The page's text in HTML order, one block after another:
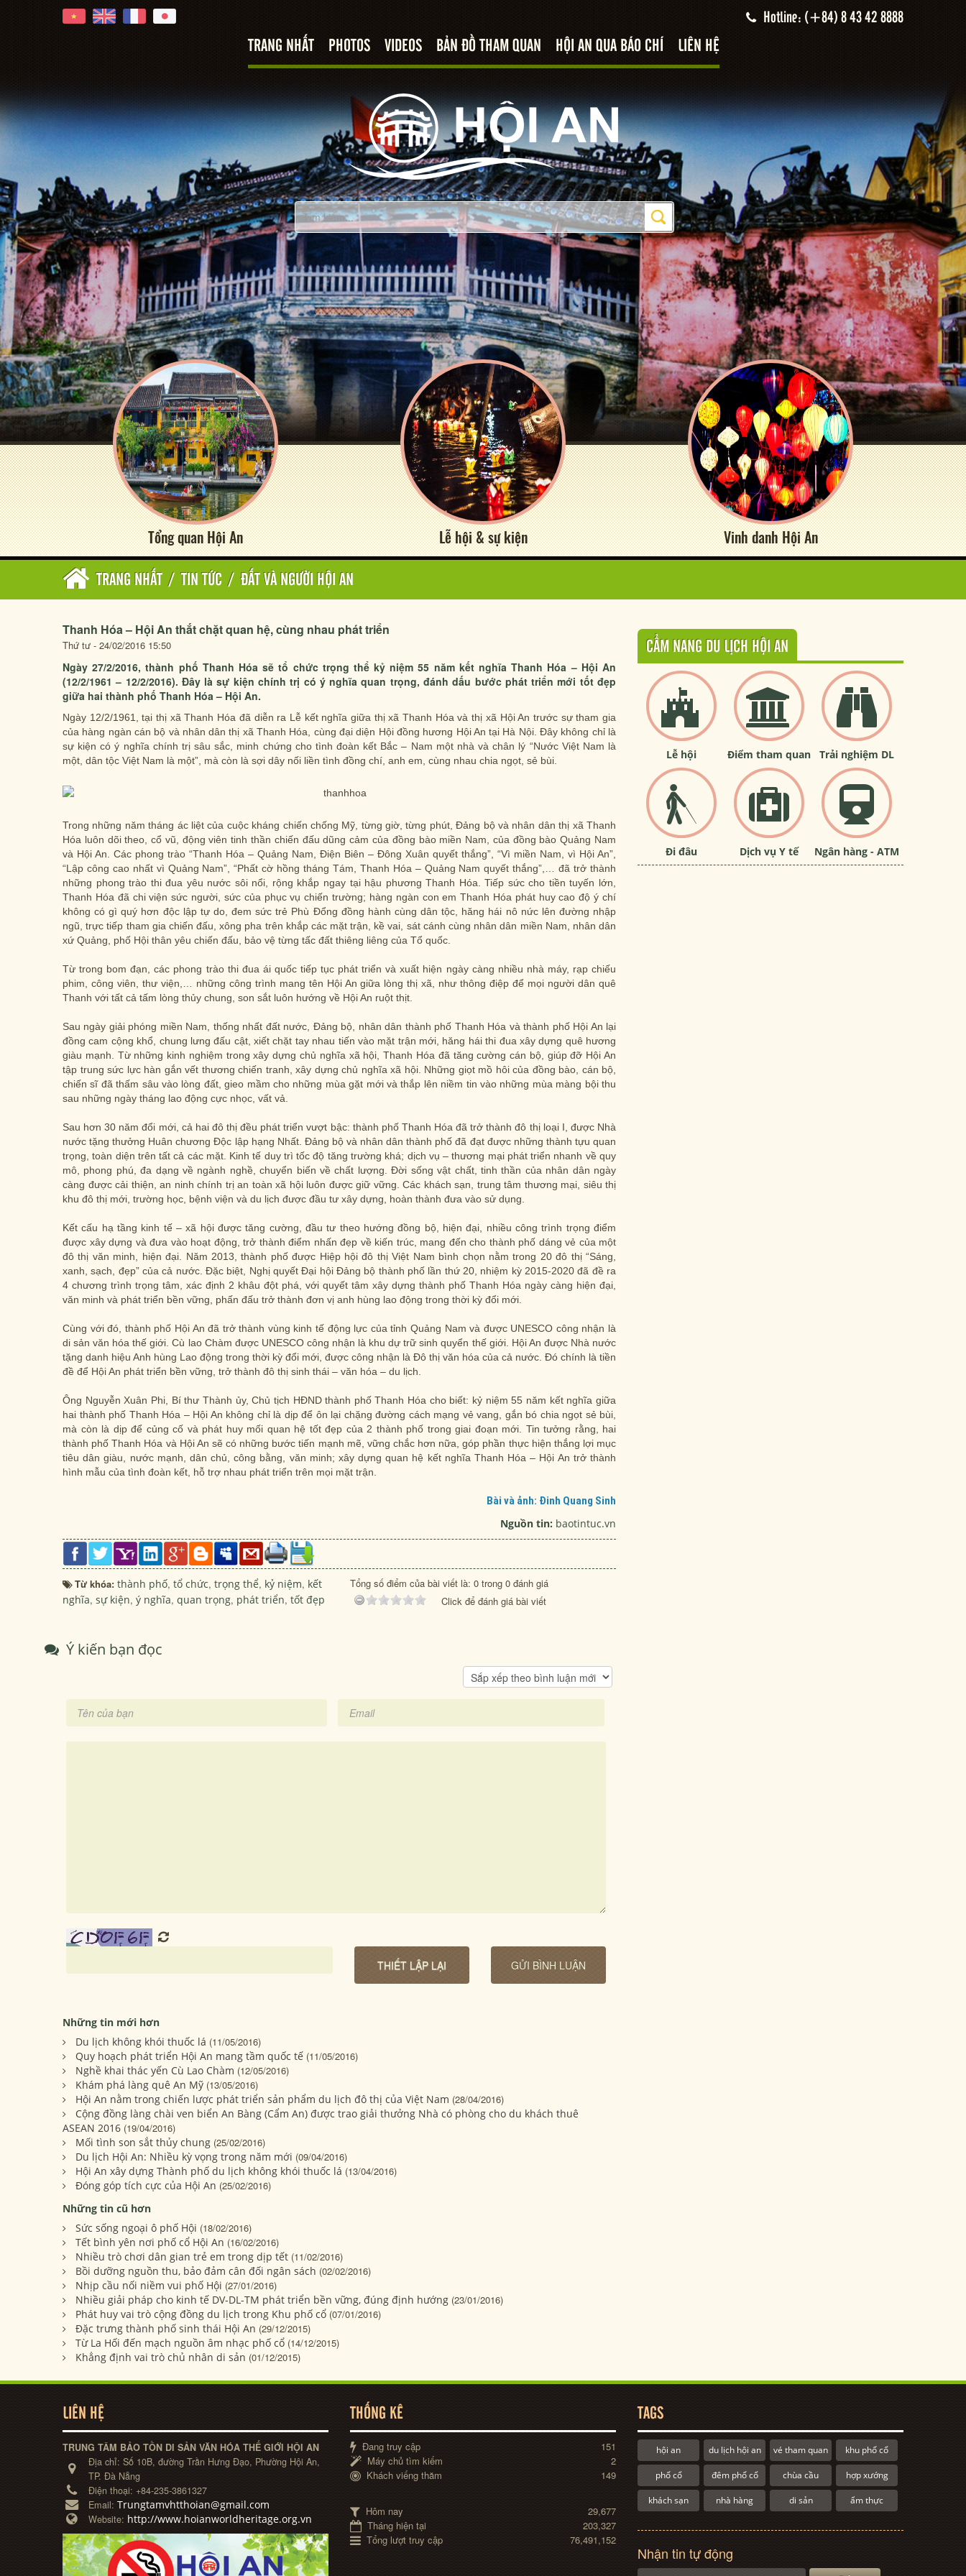
Hotline: (+84) 8 43 42 8888
TRANG NHẤT PHOTOS VIDEOS BẢN ĐỒ THAM QUAN HỘI AN QUA BÁO CHÍ LIÊN HỆ
Tổng quan Hội An Lễ hội & sự kiện Vinh danh Hội An
TRANG NHẤT / TIN TỨC / ĐẤT VÀ NGƯỜI HỘI AN
Thanh Hóa – Hội An thắt chặt quan hệ, cùng nhau phát triển
Thứ tư - 24/02/2016 15:50
Ngày 27/2/2016, thành phố Thanh Hóa sẽ tổ chức trọng thể kỷ niệm 55 năm kết nghĩa Thanh Hóa – Hội An
(12/2/1961 – 12/2/2016). Đây là sự kiện chính trị có ý nghĩa quan trọng, đánh dấu bước phát triển mới tốt đẹp
giữa hai thành phố Thanh Hóa – Hội An.
Ngày 12/2/1961, tại thị xã Thanh Hóa đã diễn ra Lễ kết nghĩa giữa thị xã Thanh Hóa và thị xã Hội An trước sự tham gia
của hàng ngàn cán bộ và nhân dân thị xã Thanh Hóa, cùng đại diện Hội đồng hương Hội An tại Hà Nội. Đây không chỉ là
sự kiện có ý nghĩa chính trị sâu sắc, minh chứng cho tình đoàn kết Bắc – Nam một nhà và chân lý “Nước Việt Nam là
một, dân tộc Việt Nam là một”, mà còn là sợi dây nối liền tình đồng chí, anh em, cùng nhau chia ngọt, sẻ bùi.
Trong những năm tháng ác liệt của cuộc kháng chiến chống Mỹ, từng giờ, từng phút, Đảng bộ và nhân dân thị xã Thanh
Hóa luôn dõi theo, cổ vũ, động viên tinh thần chiến đấu dũng cảm của đồng bào miền Nam, của đồng bào Quảng Nam
và Hội An. Các phong trào “Thanh Hóa – Quảng Nam, Điện Biên – Đông Xuân quyết thắng”, “Vì miền Nam, vì Hội An”,
“Lập công cao nhất vì Quảng Nam”, “Phất cờ hồng tháng Tám, Thanh Hóa – Quảng Nam quyết thắng”,… đã trở thành
những phong trào thi đua yêu nước sôi nổi, rộng khắp ngay tại hậu phương Thanh Hóa. Tiếp sức cho tiền tuyến lớn,
Thanh Hóa đã chi viện sức người, sức của phục vụ chiến trường; hàng ngàn con em Thanh Hóa phát huy cao độ ý chí
không có gì quý hơn độc lập tự do, đem sức trẻ Phù Đổng đồng hành cùng dân tộc, hăng hái nô nức lên đường nhập
ngũ, trực tiếp tham gia chiến đấu, xông pha trên khắp các mặt trận, kề vai, sát cánh cùng nhân dân miền Nam, nhân dân
xứ Quảng, phố Hội thân yêu chiến đấu, bảo vệ từng tấc đất thiêng liêng của Tổ quốc.
Từ trong bom đạn, các phong trào thi đua ái quốc tiếp tục phát triển và xuất hiện ngày càng nhiều nhà máy, rạp chiếu
phim, công viên, thư viện,… những công trình mang tên Hội An giữa lòng thị xã, như thông điệp để mọi người dân quê
Thanh với tất cả tấm lòng thủy chung, son sắt luôn hướng về Hội An ruột thịt.
Sau ngày giải phóng miền Nam, thống nhất đất nước, Đảng bộ, nhân dân thành phố Thanh Hóa và thành phố Hội An lại
đồng cam cộng khổ, chung lưng đấu cật, xiết chặt tay nhau tiến vào mặt trận mới, hăng hái thi đua xây dựng quê hương
giàu mạnh. Từ những kinh nghiệm trong xây dựng chủ nghĩa xã hội, Thanh Hóa đã tăng cường cán bộ, giúp đỡ Hội An
tập trung sức lực hàn gắn vết thương chiến tranh, xây dựng chủ nghĩa xã hội. Những giọt mồ hôi của đồng bào, cán bộ,
chiến sĩ đã thấm sâu vào lòng đất, gieo mầm cho những mùa gặt mới và thắp lên niềm tin vào những mùa màng bội thu
sau những ngày tháng lao động cực nhọc, vất vả.
Sau hơn 30 năm đổi mới, cả hai đô thị đều phát triển vượt bậc: thành phố Thanh Hóa đã trở thành đô thị loại I, được Nhà
nước tặng thưởng Huân chương Độc lập hạng Nhất. Đảng bộ và nhân dân thành phố đã đạt được những thành tựu quan
trọng, toàn diện trên tất cả các mặt. Kinh tế duy trì tốc độ tăng trường khá; dịch vụ – thương mại phát triển nhanh về quy
mô, phong phú, đa dạng về ngành nghề, chuyển biến về chất lượng. Đời sống vật chất, tinh thần của nhân dân ngày
càng được cải thiện, an ninh chính trị an toàn xã hội luôn được giữ vững. Các khách sạn, trung tâm thương mại, siêu thị
khu đô thị mới, trường học, bệnh viện và du lịch được đầu tư xây dựng, hoàn thành đưa vào sử dụng.
Kết cấu hạ tầng kinh tế – xã hội được tăng cường, đầu tư theo hướng đồng bộ, hiện đại, nhiều công trình trọng điểm
được xây dựng và đưa vào hoạt động, trở thành điểm nhấn đẹp về kiến trúc, mang đến cho thành phố dáng vẻ của một
đô thị văn minh, hiện đại. Năm 2013, thành phố được Hiệp hội đô thị Việt Nam bình chọn nằm trong 20 đô thị “Sáng,
xanh, sạch, đẹp” của cả nước. Đặc biệt, Nghị quyết Đại hội Đảng bộ thành phố lần thứ 20, nhiệm kỳ 2015-2020 đã đề ra
4 chương trình trọng tâm, xác định 2 khâu đột phá, với quyết tâm xây dựng thành phố Thanh Hóa ngày càng hiện đại,
văn minh và phát triển bền vững, phấn đấu trở thành đơn vị anh hùng lao động trong thời kỳ đổi mới.
Cùng với đó, thành phố Hội An đã trở thành vùng kinh tế động lực của tỉnh Quảng Nam và được UNESCO công nhận là
di sản văn hóa thế giới. Cù lao Chàm được UNESCO công nhận là khu dự trữ sinh quyển thế giới. Hội An được Nhà nước
tặng danh hiệu Anh hùng Lao động trong thời kỳ đổi mới, được công nhận là Đô thị văn hóa của cả nước. Đó chính là tiền
đề để Hội An phát triển bền vững, trở thành đô thị sinh thái – văn hóa – du lịch.
Ông Nguyễn Xuân Phi, Bí thư Thành ủy, Chủ tịch HĐND thành phố Thanh Hóa cho biết: kỷ niệm 55 năm kết nghĩa giữa
hai thành phố Thanh Hóa – Hội An không chỉ là dịp để ôn lại chặng đường cách mạng vẻ vang, gắn bó chia ngọt sẻ bùi,
mà còn là dịp để củng cố và phát huy mối quan hệ tốt đẹp của 2 thành phố trong giai đoạn mới. Tin tưởng rằng, hai
thành phố Thanh Hóa và Hội An sẽ có những bước tiến mạnh mẽ, vững chắc hơn nữa, góp phần thực hiện thắng lợi mục
tiêu dân giàu, nước mạnh, dân chủ, công bằng, văn minh; xây dựng quan hệ kết nghĩa Thanh Hóa – Hội An trở thành
hình mẫu của tình đoàn kết, hỗ trợ nhau phát triển trên mọi mặt trận.
Bài và ảnh: Đinh Quang Sinh
Nguồn tin: baotintuc.vn
Từ khóa: thành phố, tổ chức, trọng thể, kỷ niệm, kết
nghĩa, sự kiện, ý nghĩa, quan trọng, phát triển, tốt đẹp
Tổng số điểm của bài viết là: 0 trong 0 đánh giá
Click để đánh giá bài viết
Ý kiến bạn đọc
Những tin mới hơn
Du lịch không khói thuốc lá (11/05/2016)
Quy hoạch phát triển Hội An mang tầm quốc tế (11/05/2016)
Nghề khai thác yến Cù Lao Chàm (12/05/2016)
Khám phá làng quê An Mỹ (13/05/2016)
Hội An nằm trong chiến lược phát triển sản phẩm du lịch đô thị của Việt Nam (28/04/2016)
Cộng đồng làng chài ven biển An Bàng (Cẩm An) được trao giải thưởng Nhà có phòng cho du khách thuê
ASEAN 2016 (19/04/2016)
Mối tình son sắt thủy chung (25/02/2016)
Du lịch Hội An: Nhiều kỳ vọng trong năm mới (09/04/2016)
Hội An xây dựng Thành phố du lịch không khói thuốc lá (13/04/2016)
Đóng góp tích cực của Hội An (25/02/2016)
Những tin cũ hơn
Sức sống ngoại ô phố Hội (18/02/2016)
Tết bình yên nơi phố cổ Hội An (16/02/2016)
Nhiều trò chơi dân gian trẻ em trong dịp tết (11/02/2016)
Bồi dưỡng nguồn thu, bảo đảm cân đối ngân sách (02/02/2016)
Nhịp cầu nối niềm vui phố Hội (27/01/2016)
Nhiều giải pháp cho kinh tế DV-DL-TM phát triển bền vững, đúng định hướng (23/01/2016)
Phát huy vai trò cộng đồng du lịch trong Khu phố cổ (07/01/2016)
Đặc trưng thành phố sinh thái Hội An (29/12/2015)
Từ La Hối đến mạch nguồn âm nhạc phố cổ (14/12/2015)
Khẳng định vai trò chủ nhân di sản (01/12/2015)
CẨM NANG DU LỊCH HỘI AN
Lễ hội Điểm tham quan Trải nghiệm DL
Đi đâu Dịch vụ Y tế Ngân hàng - ATM
LIÊN HỆ
TRUNG TÂM BẢO TỒN DI SẢN VĂN HÓA THẾ GIỚI HỘI AN
Địa chỉ: Số 10B, đường Trần Hưng Đạo, Phường Hội An,
TP. Đà Nẵng
Điện thoại: +84-235-3861327
Email: Trungtamvhtthoian@gmail.com
Website: http://www.hoianworldheritage.org.vn
THỐNG KÊ
Đang truy cập
151
Máy chủ tìm kiếm
2
Khách viếng thăm
149
Hôm nay
29,677
Tháng hiện tại
203,327
Tổng lượt truy cập
76,491,152
TAGS
hội an du lịch hội an vé tham quan khu phố cổ
phố cổ đêm phố cổ chùa cầu hợp xướng
khách sạn nhà hàng di sản ẩm thực
Nhận tin tự động